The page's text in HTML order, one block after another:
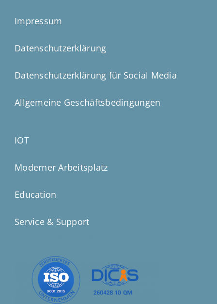
Impressum
Datenschutzerklärung
Datenschutzerklärung für Social Media
Allgemeine Geschäftsbedingungen
IOT
Moderner Arbeitsplatz
Education
Service & Support